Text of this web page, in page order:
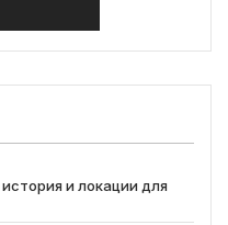
и локации для